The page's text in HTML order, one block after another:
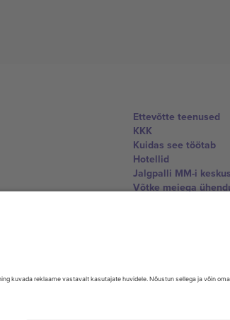
Ettevõtte teenused
KKK
Kuidas see töötab
Hotellid
Jalgpalli MM-i keskus
Võtke meiega